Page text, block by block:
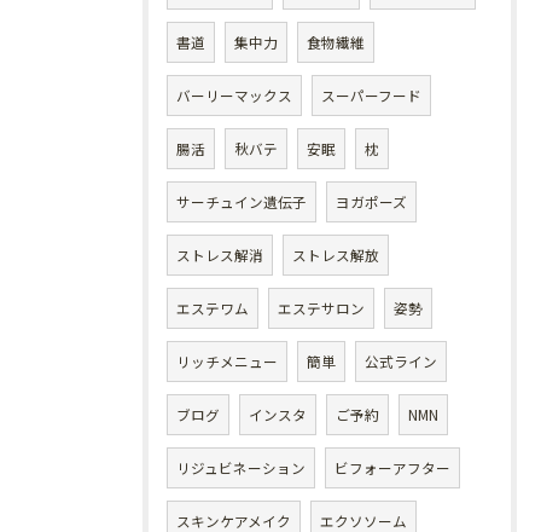
書道 集中力 食物繊維
バーリーマックス スーパーフード
腸活 秋バテ 安眠 枕
サーチュイン遺伝子 ヨガポーズ
ストレス解消 ストレス解放
エステワム エステサロン 姿勢
リッチメニュー 簡単 公式ライン
ブログ インスタ ご予約 NMN
リジュビネーション ビフォーアフター
スキンケアメイク エクソソーム